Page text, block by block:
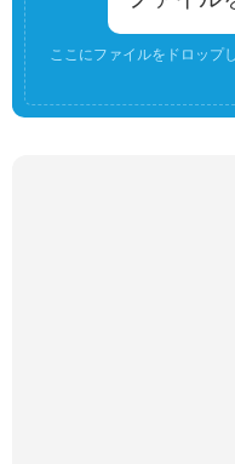
ここにファイルをドロップ